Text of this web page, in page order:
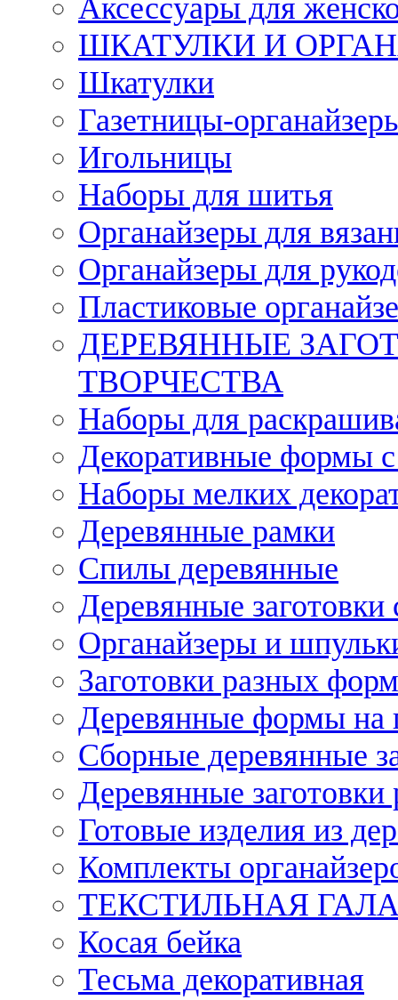
Аксессуары для
ШКАТУЛКИ И
Шкатулки
Газетницы-
Игольницы
Наборы для шитья
Органайзеры для
Органайзеры для
Пластиковые
ДЕРЕВЯННЫЕ
ТВОРЧЕСТВА
Наборы для
Декоративные формы с
Наборы мелких
Деревянные рамки
Спилы деревянные
Деревянные заготовки
Органайзеры и
Заготовки разных
Деревянные формы на
Сборные деревянные
Деревянные заготовки
Готовые изделия из
Комплекты
ТЕКСТИЛЬНАЯ
Косая бейка
Тесьма декоративная